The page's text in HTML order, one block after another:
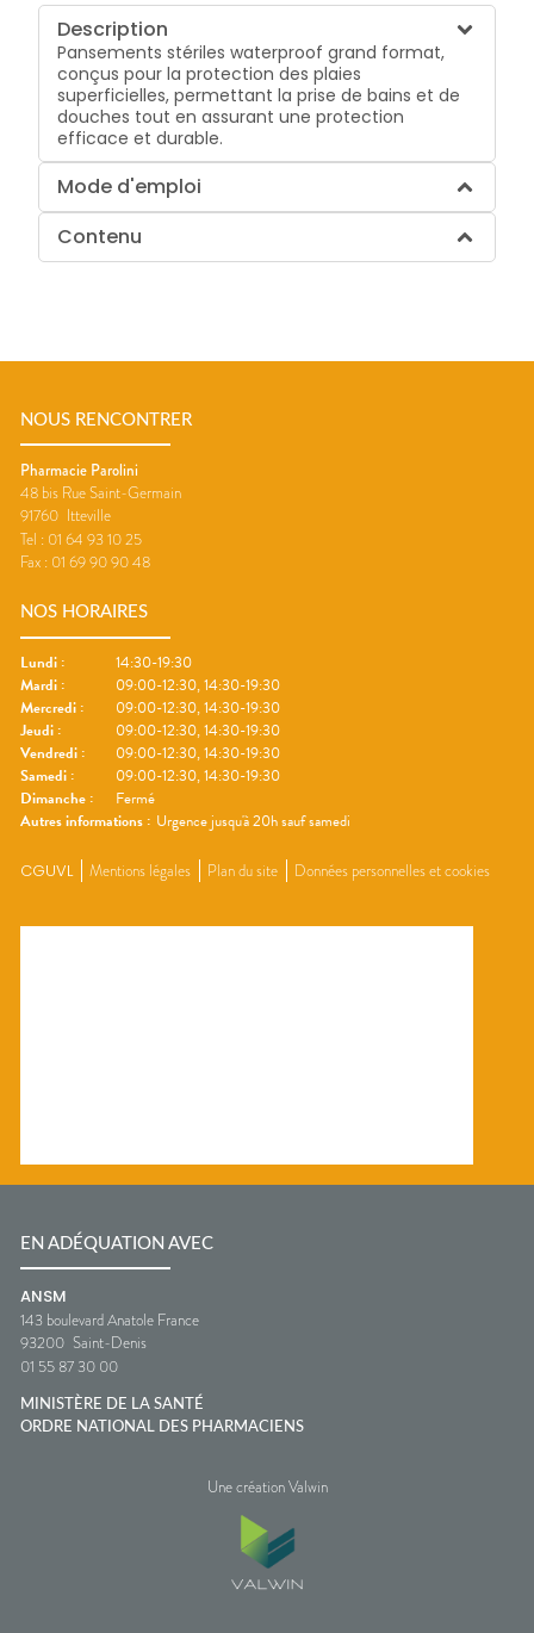
Description
Pansements stériles waterproof grand format,
conçus pour la protection des plaies
superficielles, permettant la prise de bains et de
douches tout en assurant une protection
efficace et durable.
Mode d'emploi
Contenu
NOUS RENCONTRER
Pharmacie Parolini
48 bis Rue Saint-Germain
91760 Itteville
Tel : 01 64 93 10 25
Fax : 01 69 90 90 48
NOS HORAIRES
Lundi :
14:30-19:30
Mardi :
09:00-12:30, 14:30-19:30
Mercredi :
09:00-12:30, 14:30-19:30
Jeudi :
09:00-12:30, 14:30-19:30
Vendredi :
09:00-12:30, 14:30-19:30
Samedi :
09:00-12:30, 14:30-19:30
Dimanche :
Fermé
Autres informations : Urgence jusqu'à 20h sauf samedi
CGUVL Mentions légales Plan du site Données personnelles et cookies
EN ADÉQUATION AVEC
ANSM
143 boulevard Anatole France
93200 Saint-Denis
01 55 87 30 00
MINISTÈRE DE LA SANTÉ
ORDRE NATIONAL DES PHARMACIENS
Une création Valwin